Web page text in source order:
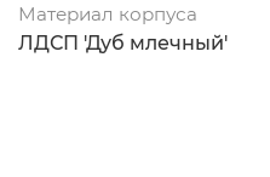
Материал корпуса
ЛДСП 'Дуб млечный'